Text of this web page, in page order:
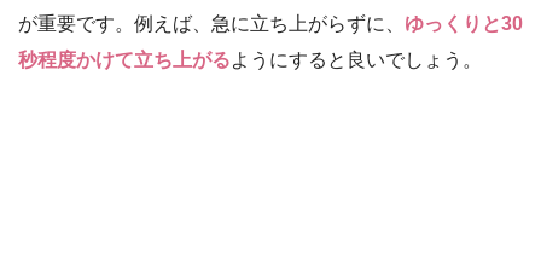
が重要です。例えば、急に立ち上がらずに、 ゆっくりと30
秒程度かけて立ち上がるようにすると良いでしょう。